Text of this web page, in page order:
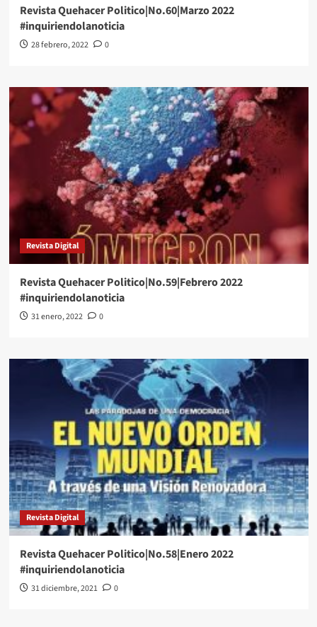
Revista Quehacer Politico|No.60|Marzo 2022
#inquiriendolanoticia
28 febrero, 2022 0
Revista Digital
Revista Quehacer Politico|No.59|Febrero 2022
#inquiriendolanoticia
31 enero, 2022 0
Revista Digital
Revista Quehacer Politico|No.58|Enero 2022
#inquiriendolanoticia
31 diciembre, 2021 0